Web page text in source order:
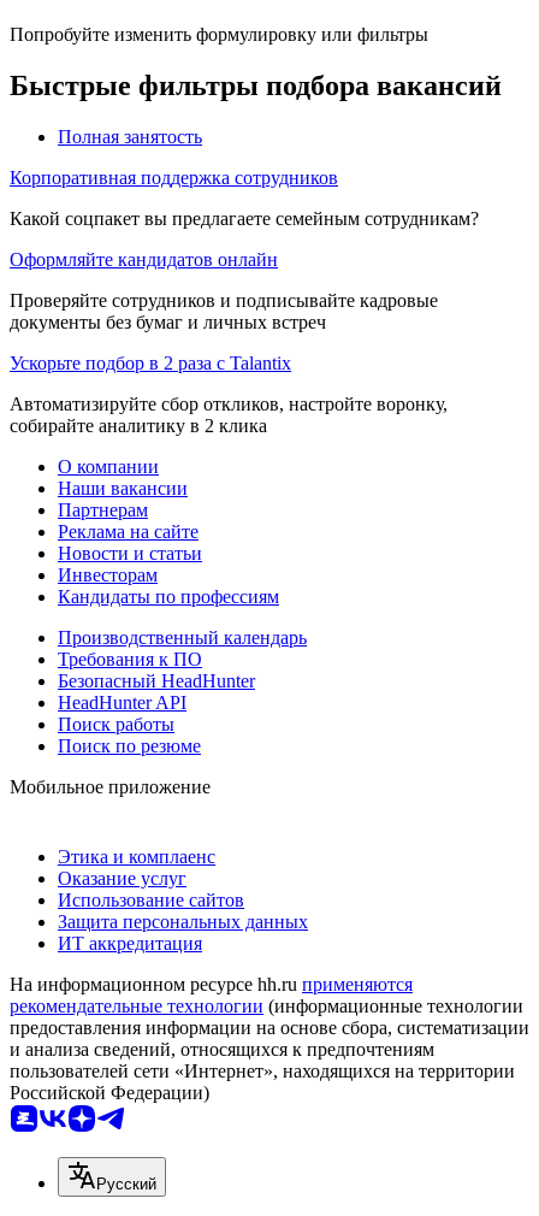
Попробуйте изменить формулировку или фильтры
Быстрые фильтры подбора вакансий
Полная занятость
Корпоративная поддержка сотрудников
Какой соцпакет вы предлагаете семейным сотрудникам?
Оформляйте кандидатов онлайн
Проверяйте сотрудников и подписывайте кадровые
документы без бумаг и личных встреч
Ускорьте подбор в 2 раза с Talantix
Автоматизируйте сбор откликов, настройте воронку,
собирайте аналитику в 2 клика
О компании
Наши вакансии
Партнерам
Реклама на сайте
Новости и статьи
Инвесторам
Кандидаты по профессиям
Производственный календарь
Требования к ПО
Безопасный HeadHunter
HeadHunter API
Поиск работы
Поиск по резюме
Мобильное приложение
Этика и комплаенс
Оказание услуг
Использование сайтов
Защита персональных данных
ИТ аккредитация
На информационном ресурсе hh.ru применяются
рекомендательные технологии (информационные технологии
предоставления информации на основе сбора, систематизации
и анализа сведений, относящихся к предпочтениям
пользователей сети «Интернет», находящихся на территории
Российской Федерации)
Русский